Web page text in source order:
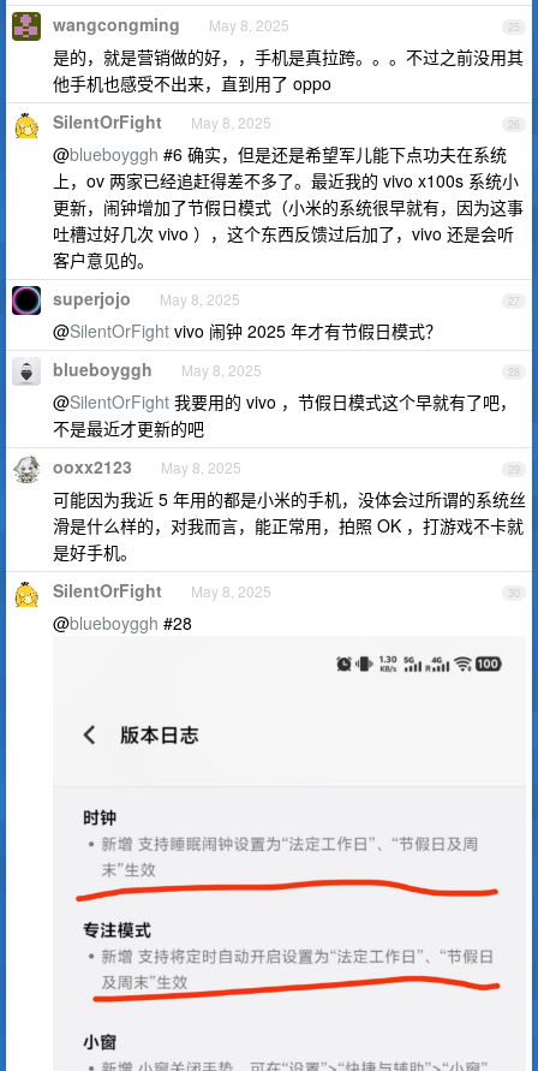
25
wangcongming May 8, 2025
是的，就是营销做的好，，手机是真拉跨。。。不过之前没用其
他手机也感受不出来，直到用了 oppo
26
SilentOrFight May 8, 2025
@blueboyggh #6 确实，但是还是希望军儿能下点功夫在系统
上，ov 两家已经追赶得差不多了。最近我的 vivo x100s 系统小
更新，闹钟增加了节假日模式（小米的系统很早就有，因为这事
吐槽过好几次 vivo ），这个东西反馈过后加了，vivo 还是会听
客户意见的。
27
superjojo May 8, 2025
@SilentOrFight vivo 闹钟 2025 年才有节假日模式？
28
blueboyggh May 8, 2025
@SilentOrFight 我要用的 vivo ，节假日模式这个早就有了吧，
不是最近才更新的吧
29
ooxx2123 May 8, 2025
可能因为我近 5 年用的都是小米的手机，没体会过所谓的系统丝
滑是什么样的，对我而言，能正常用，拍照 OK ，打游戏不卡就
是好手机。
30
SilentOrFight May 8, 2025
@blueboyggh #28